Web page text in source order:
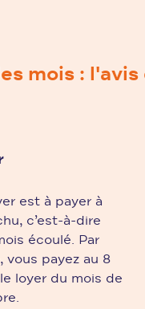
mois :
est à payer à
c’est-à-dire
écoulé. Par
vous payez au 8
loyer du mois de